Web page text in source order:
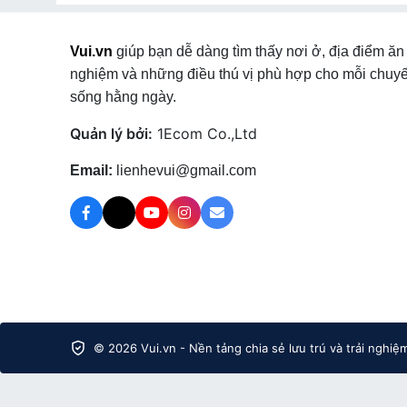
Ô Loan,Glamping tại Xã Tuy An Nam,Glamping tại
Thịnh,Glamping tại Xã Hòa Mỹ,Glamping tại Xã
Glamping
tại Xã Ea Ly
Vui.vn giúp bạn dễ dàng tìm thấy nơi ở, địa điểm ăn
nghiệm và những điều thú vị phù hợp cho mỗi
sống hằng ngày.
Quản lý bởi: 1Ecom Co.,Ltd
Email: lienhevui@gmail.com
© 2026 Vui.vn - Nền tảng chia sẻ lưu trú và trải